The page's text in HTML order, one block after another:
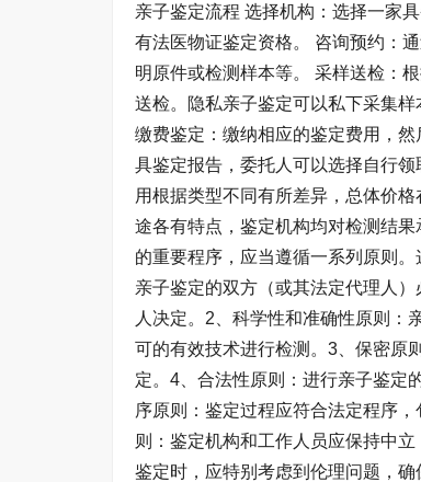
亲子鉴定流程 选择机构：选择一家
有法医物证鉴定资格。 咨询预约：
明原件或检测样本等。 采样送检：
送检。隐私亲子鉴定可以私下采集
缴费鉴定：缴纳相应的鉴定费用，
具鉴定报告，委托人可以选择自行
用根据类型不同有所差异，总体价
途各有特点，鉴定机构均对检测结
的重要程序，应当遵循一系列原则
亲子鉴定的双方（或其法定代理人
人决定。2、科学性和准确性原则：
可的有效技术进行检测。3、保密原
定。4、合法性原则：进行亲子鉴定
序原则：鉴定过程应符合法定程序
则：鉴定机构和工作人员应保持中
鉴定时，应特别考虑到伦理问题，